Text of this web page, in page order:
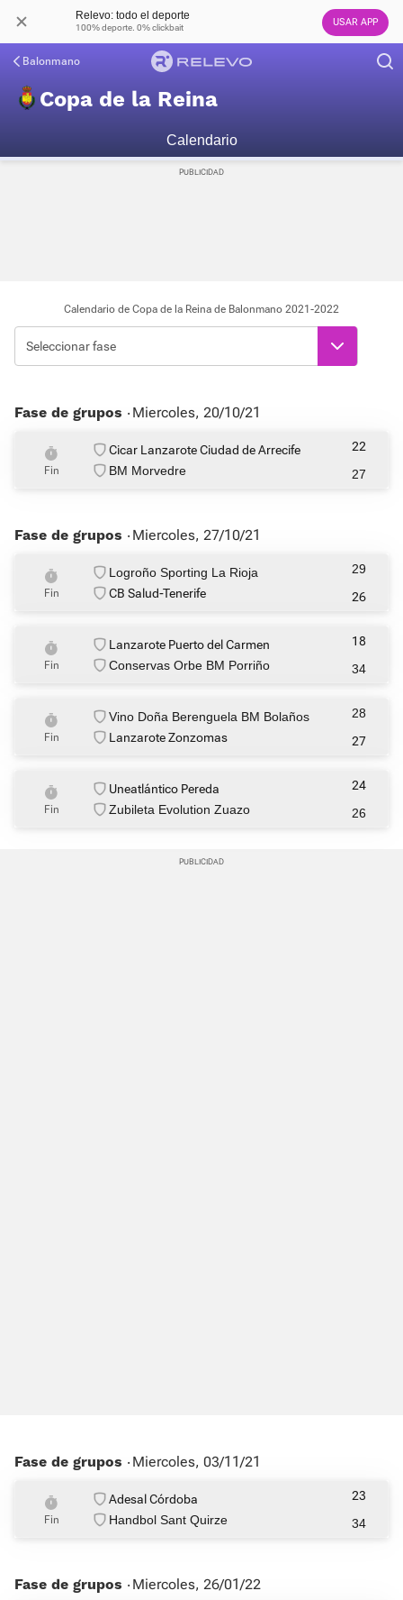
Relevo: todo el deporte
100% deporte. 0% clickbait USAR APP
Balonmano
Copa de la Reina
Calendario
Calendario de Copa de la Reina de Balonmano 2021-2022
Seleccionar fase
Fase de grupos ‧ Miercoles, 20/10/21
Fin
Cicar Lanzarote Ciudad de Arrecife
BM Morvedre
22
27
Fase de grupos ‧ Miercoles, 27/10/21
Fin
Logroño Sporting La Rioja
CB Salud-Tenerife
29
26
Fin
Lanzarote Puerto del Carmen
Conservas Orbe BM Porriño
18
34
Fin
Vino Doña Berenguela BM Bolaños
Lanzarote Zonzomas
28
27
Fin
Uneatlántico Pereda
Zubileta Evolution Zuazo
24
26
Fase de grupos ‧ Miercoles, 03/11/21
Fin
Adesal Córdoba
Handbol Sant Quirze
23
34
Fase de grupos ‧ Miercoles, 26/01/22